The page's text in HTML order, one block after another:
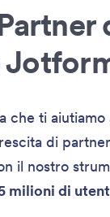
che ti
di
il nostro
milioni di